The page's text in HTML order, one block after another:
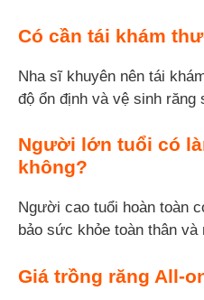
Có cần tái khám
Nha sĩ khuyên nên tái
độ ổn định và vệ sinh răng
Người lớn tuổi có
không?
Người cao tuổi hoàn toàn
bảo sức khỏe toàn thân
Giá trồng răng All-